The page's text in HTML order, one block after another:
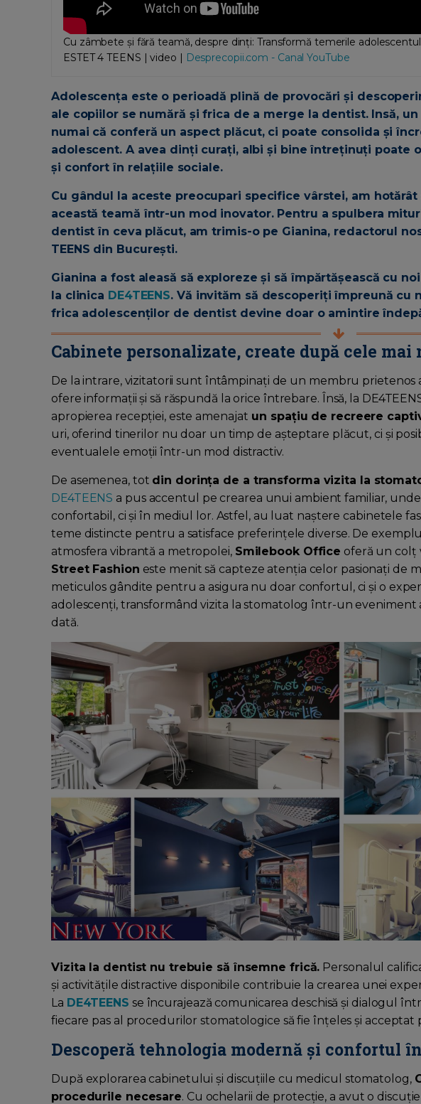
Cu zâmbete și fără teamă, despre dinți: Transformă temerile
ESTET 4 TEENS | video | Desprecopii.com - Canal YouTube
Adolescența este o perioadă plină de provocări și
ale copiilor se numără și frica de a merge la dentist. Insă,
numai că conferă un aspect plăcut, ci poate consolida și
adolescent. A avea dinți curați, albi și bine întreținuți poate
și confort în relațiile sociale.
Cu gândul la aceste preocupari specifice vârstei, am
această teamă într-un mod inovator. Pentru a spulbera
dentist în ceva plăcut, am trimis-o pe Gianina, redactorul
TEENS din București.
Gianina a fost aleasă să exploreze și să împărtășească cu
la clinica DE4TEENS. Vă invităm să descoperiți împreună cu
frica adolescenților de dentist devine doar o amintire
Cabinete personalizate, create după cele
De la intrare, vizitatorii sunt întâmpinați de un membru prietenos
ofere informații și să răspundă la orice întrebare. Însă, la
apropierea recepției, este amenajat un spațiu de recreere
uri, oferind tinerilor nu doar un timp de așteptare plăcut, ci și
eventualele emoții într-un mod distractiv.
De asemenea, tot din dorința de a transforma vizita la
DE4TEENS a pus accentul pe crearea unui ambient familiar,
confortabil, ci și în mediul lor. Astfel, au luat naștere cabinetele
teme distincte pentru a satisface preferințele diverse. De
atmosfera vibrantă a metropolei, Smilebook Office oferă un colț
Street Fashion este menit să capteze atenția celor pasionați de
meticulos gândite pentru a asigura nu doar confortul, ci și o
adolescenți, transformând vizita la stomatolog într-un
dată.
Vizita la dentist nu trebuie să însemne frică. Personalul
și activitățile distractive disponibile contribuie la crearea unei
La DE4TEENS se încurajează comunicarea deschisă și dialogul
fiecare pas al procedurilor stomatologice să fie înțeles și acceptat
Descoperă tehnologia modernă și confortul
După explorarea cabinetului și discuțiile cu medicul stomatolog,
procedurile necesare. Cu ochelarii de protecție, a avut o